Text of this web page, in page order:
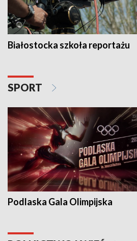
Białostocka szkoła reportażu
SPORT
Podlaska Gala Olimpijska